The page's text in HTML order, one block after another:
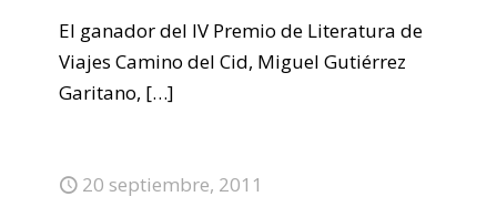
El ganador del IV Premio de Literatura de
Viajes Camino del Cid, Miguel Gutiérrez
Garitano, […]
20 septiembre, 2011